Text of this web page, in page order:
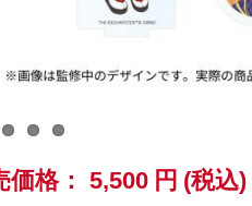
価格： 5,500 円 (税込)